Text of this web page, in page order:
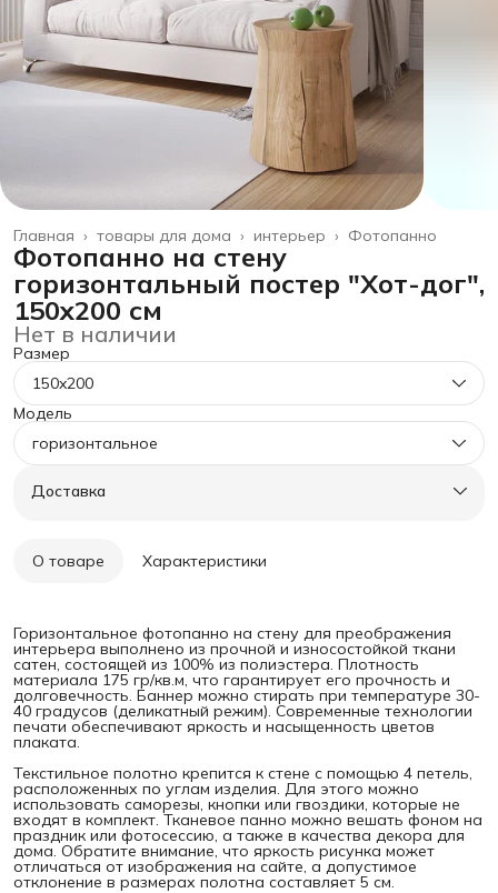
Фотопанно
интерьер ›
товары для дома ›
Главная ›
Фотопанно на стену
горизонтальный постер "Хот-дог",
150x200 см
Нет в наличии
Размер
150x200
Модель
горизонтальное
Доставка
О товаре Характеристики
Горизонтальное фотопанно на стену для преображения
интерьера выполнено из прочной и износостойкой ткани
сатен, состоящей из 100% из полиэстера. Плотность
материала 175 гр/кв.м, что гарантирует его прочность и
долговечность. Баннер можно стирать при температуре 30-
40 градусов (деликатный режим). Современные технологии
печати обеспечивают яркость и насыщенность цветов
плаката.
Текстильное полотно крепится к стене с помощью 4 петель,
расположенных по углам изделия. Для этого можно
использовать саморезы, кнопки или гвоздики, которые не
входят в комплект. Тканевое панно можно вешать фоном на
праздник или фотосессию, а также в качества декора для
дома. Обратите внимание, что яркость рисунка может
отличаться от изображения на сайте, а допустимое
отклонение в размерах полотна составляет 5 см.